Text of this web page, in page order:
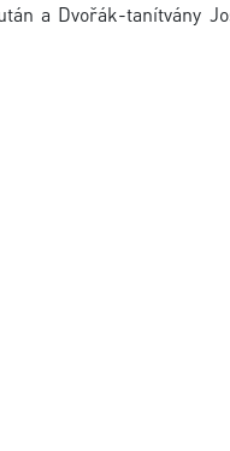
a Dvořák-tanítvány